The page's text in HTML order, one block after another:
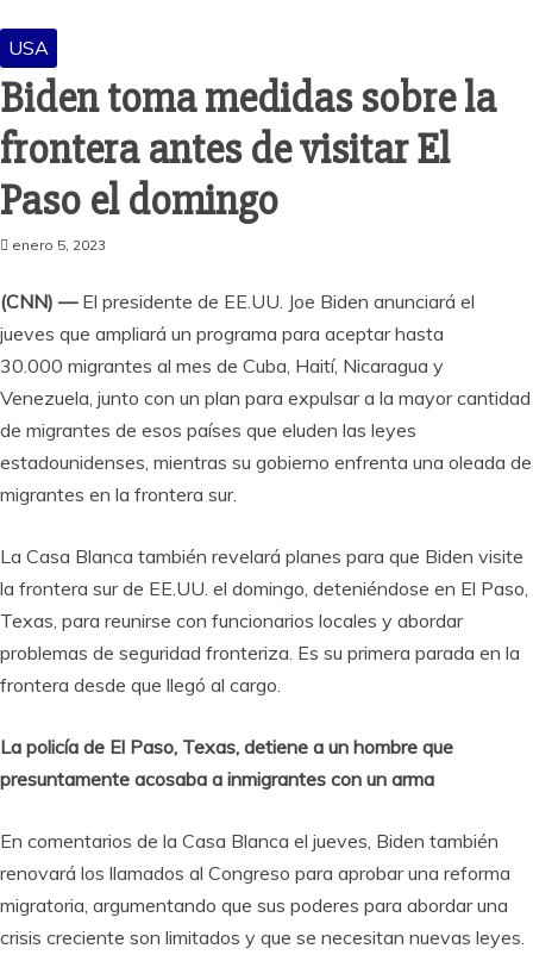
USA
Biden toma medidas sobre la
frontera antes de visitar El
Paso el domingo
enero 5, 2023
(CNN) —El presidente de EE.UU. Joe Biden anunciará el
jueves que ampliará un programa para aceptar hasta
30.000 migrantes al mes de Cuba, Haití, Nicaragua y
Venezuela, junto con un plan para expulsar a la mayor cantidad
de migrantes de esos países que eluden las leyes
estadounidenses, mientras su gobierno enfrenta una oleada de
migrantes en la frontera sur.
La Casa Blanca también revelará planes para que Biden visite
la frontera sur de EE.UU. el domingo, deteniéndose en El Paso,
Texas, para reunirse con funcionarios locales y abordar
problemas de seguridad fronteriza. Es su primera parada en la
frontera desde que llegó al cargo.
La policía de El Paso, Texas, detiene a un hombre que
presuntamente acosaba a inmigrantes con un arma
En comentarios de la Casa Blanca el jueves, Biden también
renovará los llamados al Congreso para aprobar una reforma
migratoria, argumentando que sus poderes para abordar una
crisis creciente son limitados y que se necesitan nuevas leyes.